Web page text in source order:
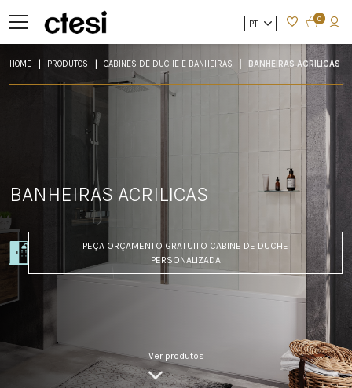
PT 0
HOME PRODUTOS CABINES DE DUCHE E BANHEIRAS BANHEIRAS ACRILICAS
BANHEIRAS ACRILICAS
PEÇA ORÇAMENTO GRATUITO CABINE DE DUCHE
PERSONALIZADA
Ver produtos